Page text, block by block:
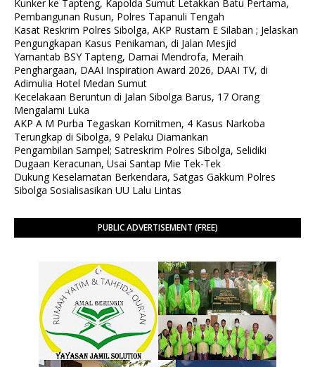
Kunker ke Tapteng, Kapolda Sumut Letakkan Batu Pertama,
Pembangunan Rusun, Polres Tapanuli Tengah
Kasat Reskrim Polres Sibolga, AKP Rustam E Silaban ; Jelaskan
Pengungkapan Kasus Penikaman, di Jalan Mesjid
Yamantab BSY Tapteng, Damai Mendrofa, Meraih
Penghargaan, DAAI Inspiration Award 2026, DAAI TV, di
Adimulia Hotel Medan Sumut
Kecelakaan Beruntun di Jalan Sibolga Barus, 17 Orang
Mengalami Luka
AKP A M Purba Tegaskan Komitmen, 4 Kasus Narkoba
Terungkap di Sibolga, 9 Pelaku Diamankan
Pengambilan Sampel; Satreskrim Polres Sibolga, Selidiki
Dugaan Keracunan, Usai Santap Mie Tek-Tek
Dukung Keselamatan Berkendara, Satgas Gakkum Polres
Sibolga Sosialisasikan UU Lalu Lintas
PUBLIC ADVERTISEMENT (FREE)